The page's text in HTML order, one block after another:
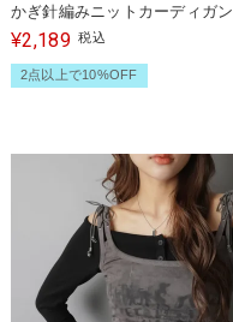
かぎ針編みニットカーディガン
¥2,189 税込
2点以上で10%OFF